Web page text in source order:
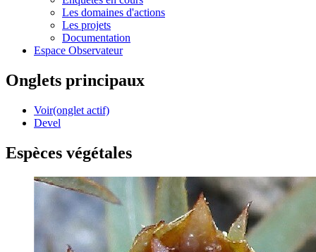
Les domaines d'actions
Les projets
Documentation
Espace Observateur
Onglets principaux
Voir(onglet actif)
Devel
Espèces végétales